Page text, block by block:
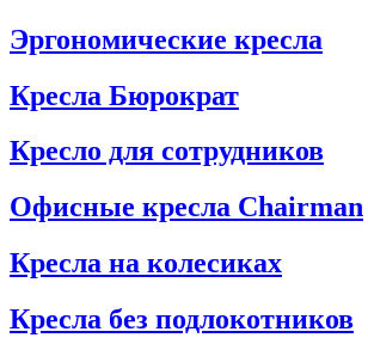
Эргономические кресла
Кресла Бюрократ
Кресло для сотрудников
Офисные кресла Chairman
Кресла на колесиках
Кресла без подлокотников